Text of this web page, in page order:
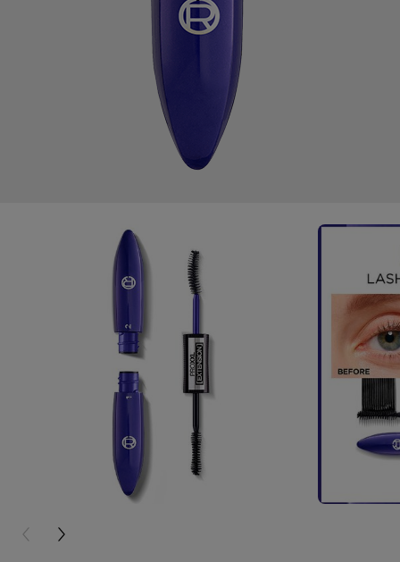
PREVIOUS CARD
NEXT CARD